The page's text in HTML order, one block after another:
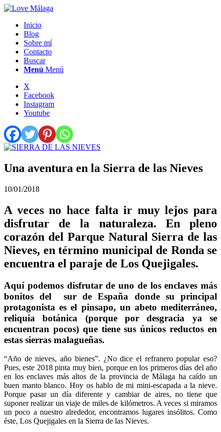
Inicio
Blog
Sobre mí
Contacto
Buscar
Menú Menú
X
Facebook
Instagram
Youtube
Una aventura en la Sierra de las Nieves
10/01/2018
A veces no hace falta ir muy lejos para
disfrutar de la naturaleza. En pleno
corazón del Parque Natural Sierra de las
Nieves, en término municipal de Ronda se
encuentra el paraje de Los Quejigales.
Aquí podemos disfrutar de uno de los enclaves más
bonitos del sur de España donde su principal
protagonista es el pinsapo, un abeto mediterráneo,
reliquia botánica (porque por desgracia ya se
encuentran pocos) que tiene sus únicos reductos en
estas sierras malagueñas.
“Año de nieves, año bienes”. ¿No dice el refranero popular eso?
Pues, este 2018 pinta muy bien, porque en los primeros días del año
en los enclaves más altos de la provincia de Málaga ha caído un
buen manto blanco. Hoy os hablo de mi mini-escapada a la nieve.
Porque pasar un día diferente y cambiar de aires, no tiene que
suponer realizar un viaje de miles de kilómetros. A veces si miramos
un poco a nuestro alrededor, encontramos lugares insólitos. Como
éste, Los Quejigales en la Sierra de las Nieves.